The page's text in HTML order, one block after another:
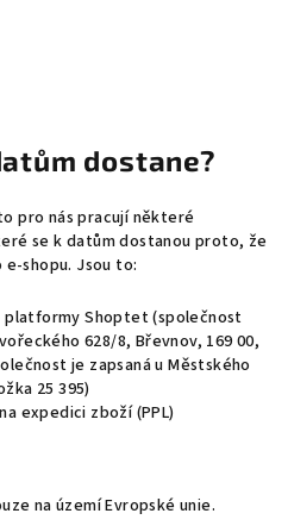
dostane?
pro nás pracují některé
se k datům dostanou proto, že
e-shopu. Jsou to:
Shoptet (společnost
628/8, Břevnov, 169 00,
je zapsaná u Městského
25 395)
expedici zboží (PPL)
na území Evropské unie.